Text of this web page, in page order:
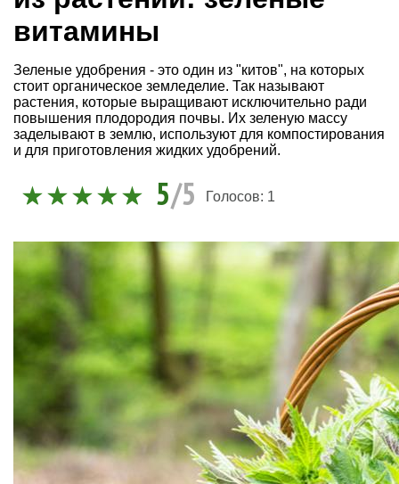
витамины
Зеленые удобрения - это один из "китов", на которых
стоит органическое земледелие. Так называют
растения, которые выращивают исключительно ради
повышения плодородия почвы. Их зеленую массу
заделывают в землю, используют для компостирования
и для приготовления жидких удобрений.
5/5 Голосов: 1